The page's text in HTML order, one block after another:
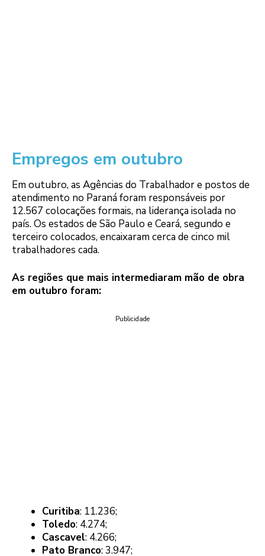
Empregos em outubro
Em outubro, as Agências do Trabalhador e postos de
atendimento no Paraná foram responsáveis por
12.567 colocações formais, na liderança isolada no
país. Os estados de São Paulo e Ceará, segundo e
terceiro colocados, encaixaram cerca de cinco mil
trabalhadores cada.
As regiões que mais intermediaram mão de obra
em outubro foram:
Publicidade
Curitiba: 11.236;
Toledo: 4.274;
Cascavel: 4.266;
Pato Branco: 3.947;